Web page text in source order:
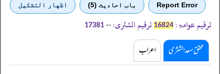
Report Error باب احادیث (5) اظهار التشكيل
ترقیم عوامۃ: 16824 ترقیم الشثری: --
17381
محقق سعد الشثری اعراب